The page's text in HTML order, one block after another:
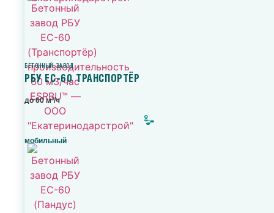
БЕТОННЫЙ ЗАВОД
РБУ ЕС-60 ТРАНСПОРТЁР
до 60 м³/ч
мобильный